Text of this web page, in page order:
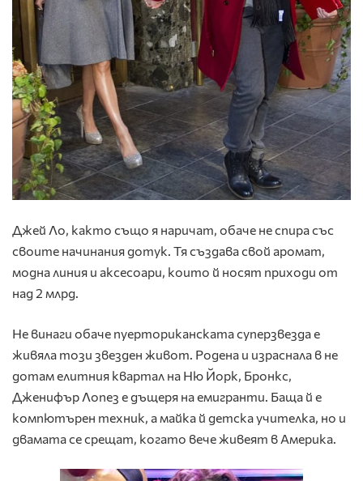
Джей Ло, както също я наричат, обаче не спира със
своите начинания дотук. Тя създава свой аромат,
модна линия и аксесоари, които й носят приходи от
над 2 млрд.
Не винаги обаче пуерториканската суперзвезда е
живяла този звезден живот. Родена и израснала в не
дотам елитния квартал на Ню Йорк, Бронкс,
Дженифър Лопез е дъщеря на емигранти. Баща й е
компютърен техник, а майка й детска учителка, но и
двамата се срещат, когато вече живеят в Америка.